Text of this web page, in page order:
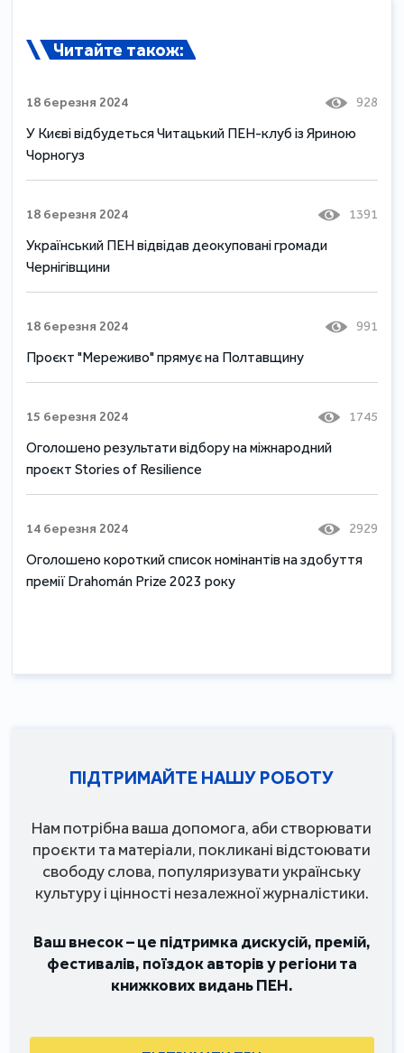
Читайте також:
18 березня 2024 928
У Києві відбудеться Читацький ПЕН-клуб із Яриною
Чорногуз
18 березня 2024 1391
Український ПЕН відвідав деокуповані громади
Чернігівщини
18 березня 2024 991
Проєкт "Мереживо" прямує на Полтавщину
15 березня 2024 1745
Оголошено результати відбору на міжнародний
проєкт Stories of Resilience
14 березня 2024 2929
Оголошено короткий список номінантів на здобуття
премії Drahomán Prize 2023 року
ПІДТРИМАЙТЕ НАШУ РОБОТУ
Нам потрібна ваша допомога, аби створювати
проєкти та матеріали, покликані відстоювати
свободу слова, популяризувати українську
культуру і цінності незалежної журналістики.
Ваш внесок – це підтримка дискусій, премій,
фестивалів, поїздок авторів у регіони та
книжкових видань ПЕН.